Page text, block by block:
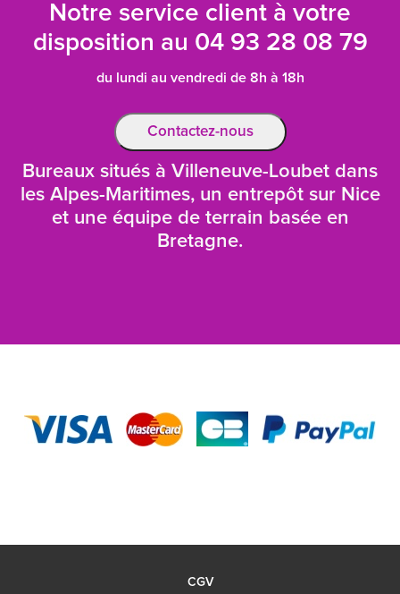
Notre service client à votre
disposition au 04 93 28 08 79
du lundi au vendredi de 8h à 18h
Contactez-nous
Bureaux situés à Villeneuve-Loubet dans
les Alpes-Maritimes, un entrepôt sur Nice
et une équipe de terrain basée en
Bretagne.
CGV